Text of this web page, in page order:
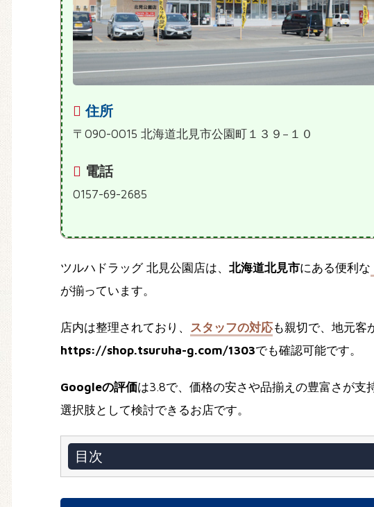
住所
〒090-0015 北海道北見市公園町１３９−１０
電話
0157-69-2685
ツルハドラッグ 北見公園店は、 北海道北見市にある便利な
が揃っています。
店内は整理されており、 スタッフの対応も親切で、地元客
https://shop.tsuruha-g.com/1303でも確認可能です。
Googleの評価は3.8で、価格の安さや品揃えの豊富さが
選択肢として検討できるお店です。
目次